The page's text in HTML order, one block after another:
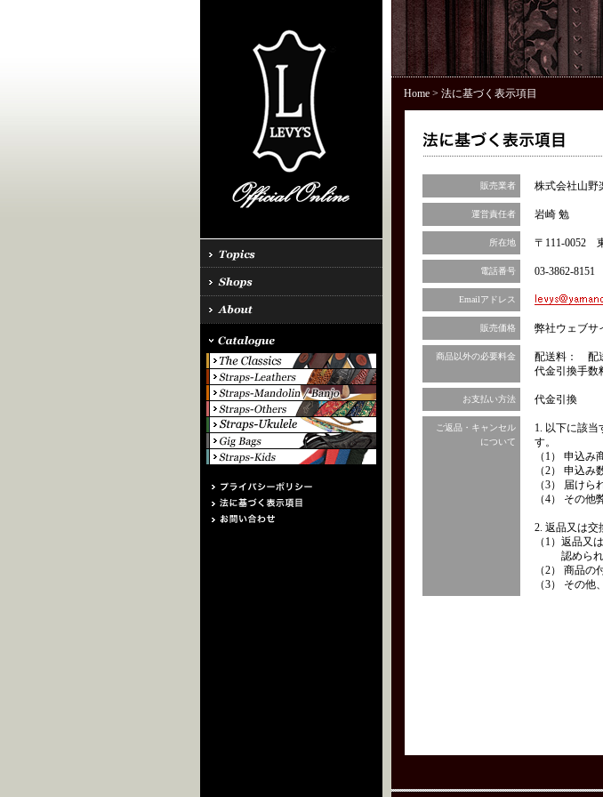
Home> 法に基づく表示項目
販売業者 株式会社山野
運営責任者 岩崎 勉
所在地 〒111-0052
電話番号 03-3862-8151
Emailアドレス
販売価格 弊社ウェブ
商品以外の必要料金
配送料： 配
代金引換手数
お支払い方法 代金引換
ご返品・キャンセル
について
1. 以下に該
す。
（1） 申込
（2） 申込
（3） 届け
（4） その
2. 返品又は交
（1） 返品又
認めら
（2） 商品
（3） その他